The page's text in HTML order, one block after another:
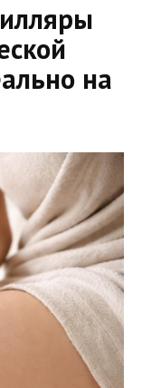
на